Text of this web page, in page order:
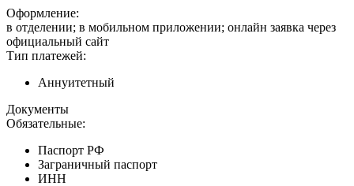
Оформление:
в отделении; в мобильном приложении; онлайн заявка через
официальный сайт
Тип платежей:
Аннуитетный
Документы
Обязательные:
Паспорт РФ
Заграничный паспорт
ИНН